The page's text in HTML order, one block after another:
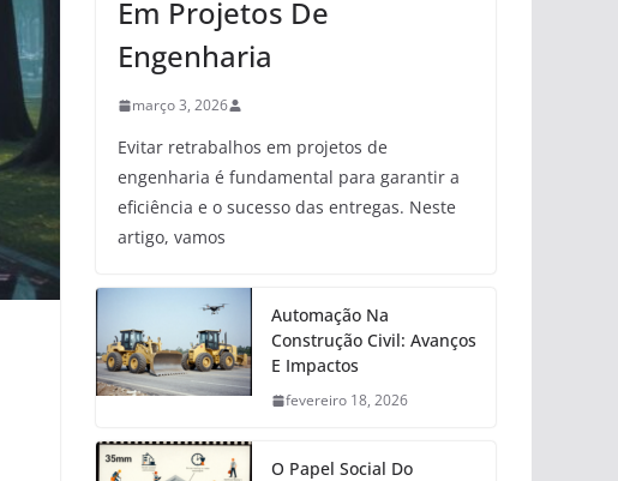
Em Projetos De
Engenharia
março 3, 2026
Evitar retrabalhos em projetos de
engenharia é fundamental para garantir a
eficiência e o sucesso das entregas. Neste
artigo, vamos
Automação Na
Construção Civil: Avanços
E Impactos
fevereiro 18, 2026
O Papel Social Do